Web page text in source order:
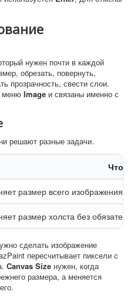
нужен почти в каждой
обрезать, повернуть,
прозрачность, свести слои.
меню Image и связаны именно с
решают разные задачи.
Что
размер всего изображения с
размер холста без
сделать изображение
пересчитывает пиксели с
Canvas Size нужен, когда
размера, а меняется